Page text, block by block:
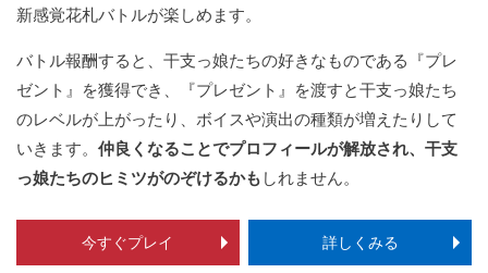
新感覚花札バトルが楽しめます。
バトル報酬すると、干支っ娘たちの好きなものである『プレ
ゼント』を獲得でき、『プレゼント』を渡すと干支っ娘たち
のレベルが上がったり、ボイスや演出の種類が増えたりして
いきます。 仲良くなることでプロフィールが解放され、干支
っ娘たちのヒミツがのぞけるかも しれません。
今すぐプレイ 詳しくみる